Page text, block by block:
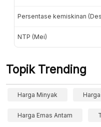
Persentase kemiskinan
NTP (Mei)
Topik Trending
Harga Minyak
Harga Emas Antam